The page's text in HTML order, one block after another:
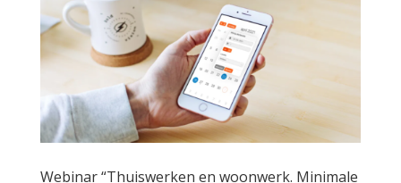
Webinar “Thuiswerken en woonwerk. Minimale